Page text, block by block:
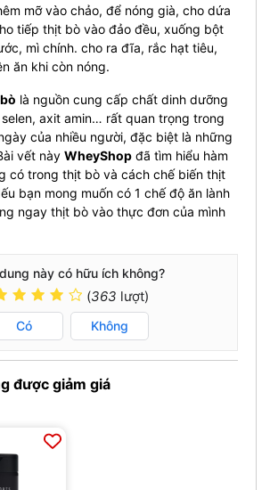
mỡ vào chảo, để nóng già, cho dứa
tiếp thịt bò vào đảo đều, xuống bột
mì chính. cho ra đĩa, rắc hạt tiêu,
ăn khi còn nóng.
là nguồn cung cấp chất dinh dưỡng
axit amin… rất quan trọng trong
của nhiều người, đặc biệt là những
vết này WheyShop đã tìm hiểu hàm
có trong thịt bò và cách chế biến thịt
bạn mong muốn có 1 chế độ ăn lành
ngay thịt bò vào thực đơn của mình
này có hữu ích không?
(363 lượt)
Có Không
được giảm giá